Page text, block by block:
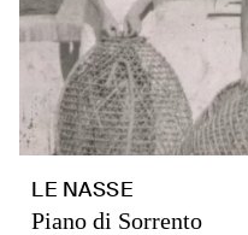
LE NASSE
Piano di Sorrento